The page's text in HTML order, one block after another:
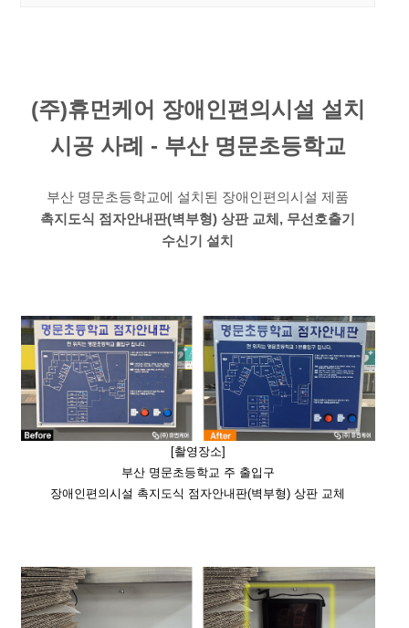
(주)휴먼케어 장애인편의시설 설치
시공 사례 - 부산 명문초등학교
부산 명문초등학교에 설치된​ 장애인편의시설 제품
촉지도식 점자안내판(벽부형) 상판 교체, 무선호출기
수신기 설치
[촬영장소]
부산 명문초등학교 주 출입구
장애인편의시설 촉지도식 점자안내판(벽부형) 상판 교체